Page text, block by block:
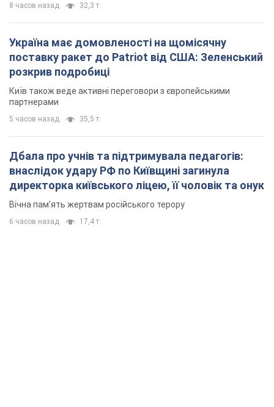
8 часов назад 32,3 т.
Україна має домовленості на щомісячну
поставку ракет до Patriot від США: Зеленський
розкрив подробиці
Київ також веде активні переговори з європейськими
партнерами
5 часов назад 35,5 т.
Дбала про учнів та підтримувала педагогів:
внаслідок удару РФ по Київщині загинула
директорка київського ліцею, її чоловік та онук
Вічна пам'ять жертвам російського терору
6 часов назад 17,4 т.